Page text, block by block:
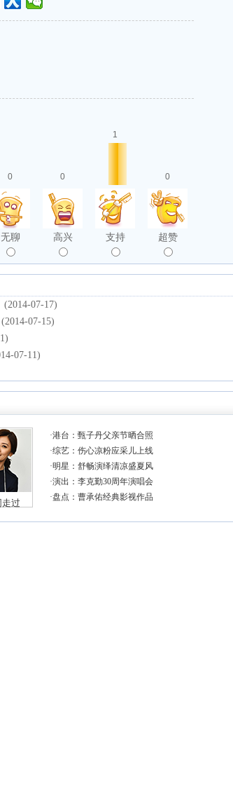
0
无聊
0
高兴
1
支持
0
超赞
(2014-07-17)
(2014-07-15)
07-11)